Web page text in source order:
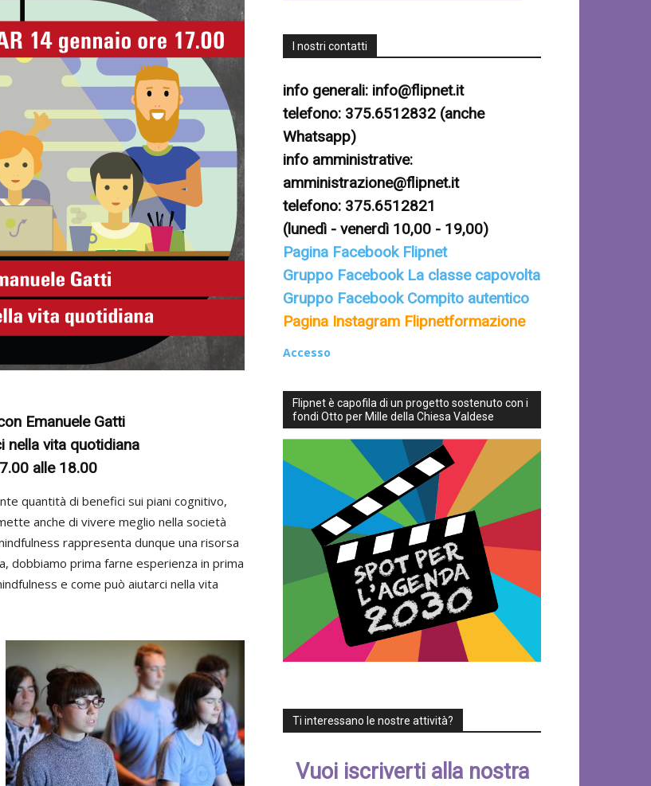
e
formazione
creative,
inclusive,
Emanuele Gatti
nella vita quotidiana
alle 18.00
quantità di benefici sui piani cognitivo,
anche di vivere meglio nella società
rappresenta dunque una risorsa
dobbiamo prima farne esperienza in prima
e come può aiutarci nella vita
I nostri contatti
info generali: info@flipnet.it
telefono: 375.6512832 (anche
Whatsapp)
info amministrative:
amministrazione@flipnet.it
telefono: 375.6512821
(lunedì - venerdì 10,00 - 19,00)
Pagina Facebook Flipnet
Gruppo Facebook La classe capovolta
Gruppo Facebook Compito autentico
Pagina Instagram Flipnetformazione
Accesso
Flipnet è capofila di un progetto sostenuto con i
fondi Otto per Mille della Chiesa Valdese
Ti interessano le nostre attività?
Vuoi iscriverti alla nostra